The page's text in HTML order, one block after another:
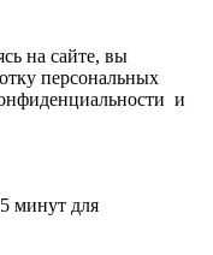
на сайте, вы
персональных
и
минут для